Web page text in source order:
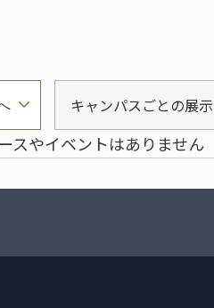
キャンパスごとの展示
スやイベントはありません